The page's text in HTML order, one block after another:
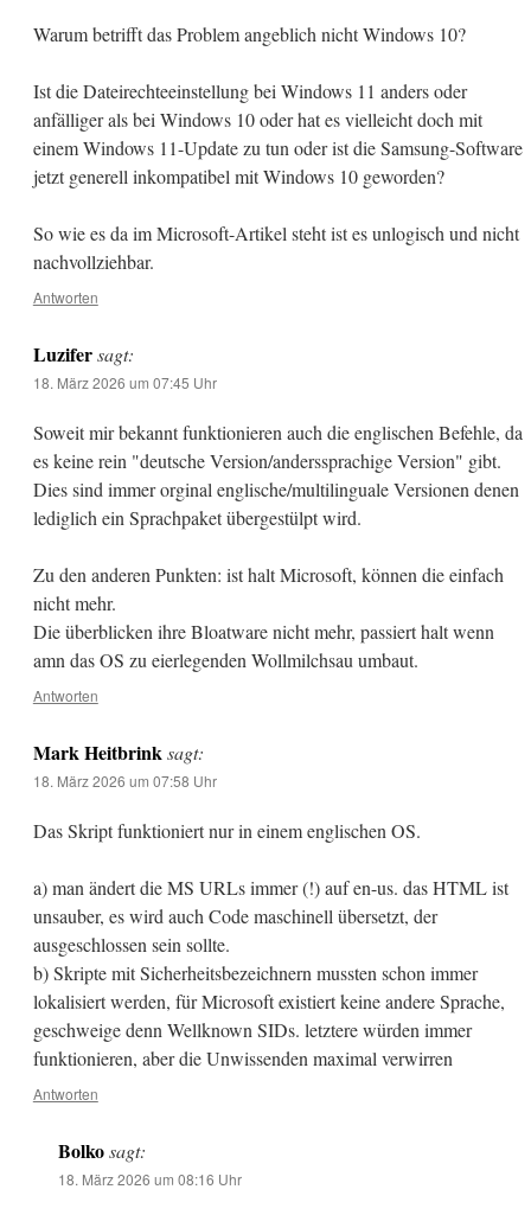
Warum betrifft das Problem angeblich nicht Windows 10?
Ist die Dateirechteeinstellung bei Windows 11 anders oder
anfälliger als bei Windows 10 oder hat es vielleicht doch mit
einem Windows 11-Update zu tun oder ist die Samsung-Software
jetzt generell inkompatibel mit Windows 10 geworden?
So wie es da im Microsoft-Artikel steht ist es unlogisch und nicht
nachvollziehbar.
Antworten
Luzifer sagt:
18. März 2026 um 07:45 Uhr
Soweit mir bekannt funktionieren auch die englischen Befehle, da
es keine rein "deutsche Version/anderssprachige Version" gibt.
Dies sind immer orginal englische/multilinguale Versionen denen
lediglich ein Sprachpaket übergestülpt wird.
Zu den anderen Punkten: ist halt Microsoft, können die einfach
nicht mehr.
Die überblicken ihre Bloatware nicht mehr, passiert halt wenn
amn das OS zu eierlegenden Wollmilchsau umbaut.
Antworten
Mark Heitbrink sagt:
18. März 2026 um 07:58 Uhr
Das Skript funktioniert nur in einem englischen OS.
a) man ändert die MS URLs immer (!) auf en-us. das HTML ist
unsauber, es wird auch Code maschinell übersetzt, der
ausgeschlossen sein sollte.
b) Skripte mit Sicherheitsbezeichnern mussten schon immer
lokalisiert werden, für Microsoft existiert keine andere Sprache,
geschweige denn Wellknown SIDs. letztere würden immer
funktionieren, aber die Unwissenden maximal verwirren
Antworten
Bolko sagt:
18. März 2026 um 08:16 Uhr